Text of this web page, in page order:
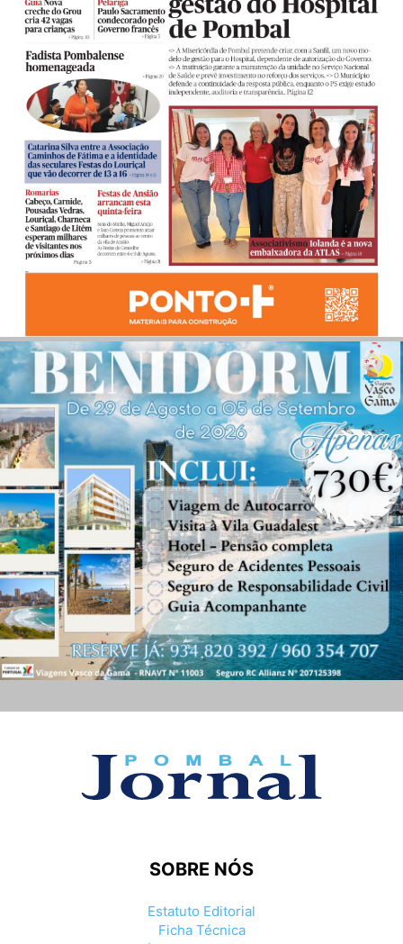
SOBRE NÓS
Estatuto Editorial
Ficha Técnica